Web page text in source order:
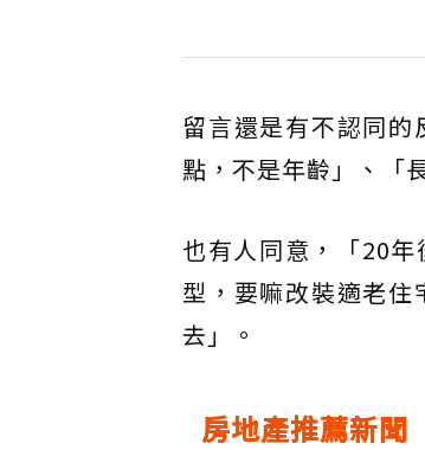
留言還是有不認同
點，不是年齡」、「
也有人同意，「20
型，要嘛改裝適老
去」。
房地產推薦新聞